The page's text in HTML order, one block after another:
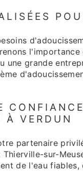
une grande
À VERDUN
partenaire
sur-
de l'eau fiables,